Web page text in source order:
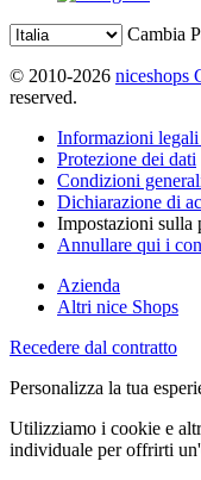
Cambia
© 2010-2026 niceshops
reserved.
Informazioni
Protezione dei dati
Condizioni
Dichiarazione di
Impostazioni sulla
Annullare qui i
Azienda
Altri nice Shops
Recedere dal contratto
Personalizza la tua
Utilizziamo i cookie e
individuale per offrirti